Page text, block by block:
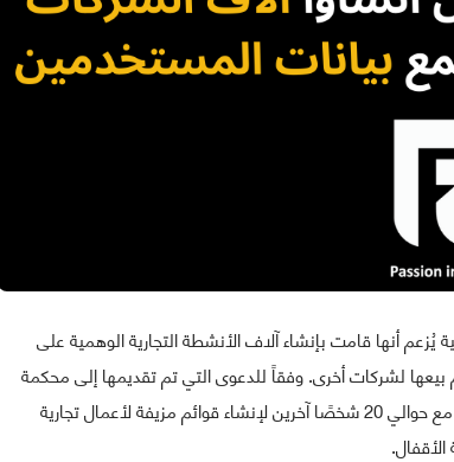
أنها قامت بإنشاء آلاف الأنشطة التجارية الوهمية على
لشركات أخرى. وفقاً للدعوى التي تم تقديمها إلى محكمة
فيدرالية في ولاية كاليفورنيا، فإن المدعى عليه، يانيف أساياغ، تعاون مع حوالي 20 شخصًا آخرين لإنشاء قوائم مزيفة لأعمال تجارية